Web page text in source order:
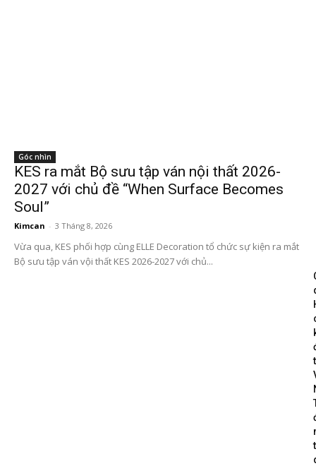
Góc nhìn
KES ra mắt Bộ sưu tập ván nội thất 2026-
2027 với chủ đề “When Surface Becomes
Soul”
Kimcan - 3 Tháng 8, 2026
Vừa qua, KES phối hợp cùng ELLE Decoration tổ chức sự kiện ra mắt
Bộ sưu tập ván vội thất KES 2026-2027 với chủ...